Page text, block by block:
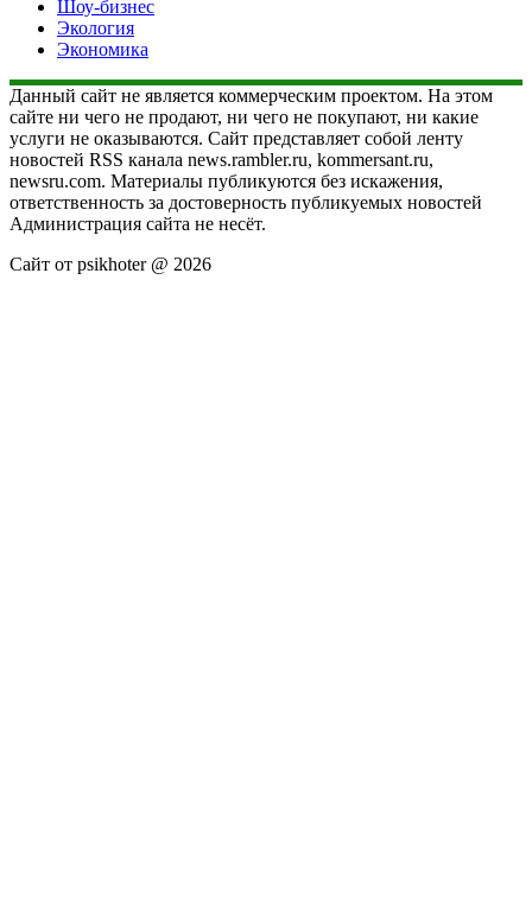
Шоу-бизнес
Экология
Экономика
Данный сайт не является коммерческим проектом. На этом
сайте ни чего не продают, ни чего не покупают, ни какие
услуги не оказываются. Сайт представляет собой ленту
новостей RSS канала news.rambler.ru, kommersant.ru,
newsru.com. Материалы публикуются без искажения,
ответственность за достоверность публикуемых новостей
Администрация сайта не несёт.
Сайт от psikhoter @ 2026